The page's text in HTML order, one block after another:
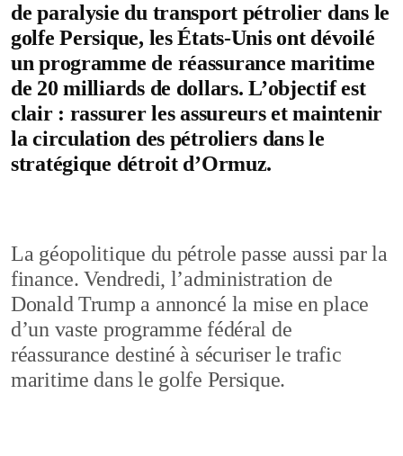
de paralysie du transport pétrolier dans le
golfe Persique, les États-Unis ont dévoilé
un programme de réassurance maritime
de 20 milliards de dollars. L’objectif est
clair : rassurer les assureurs et maintenir
la circulation des pétroliers dans le
stratégique détroit d’Ormuz.
La géopolitique du pétrole passe aussi par la
finance. Vendredi, l’administration de
Donald Trump a annoncé la mise en place
d’un vaste programme fédéral de
réassurance destiné à sécuriser le trafic
maritime dans le golfe Persique.